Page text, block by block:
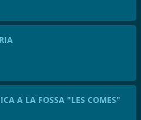
A LA FOSSA "LES COMES"